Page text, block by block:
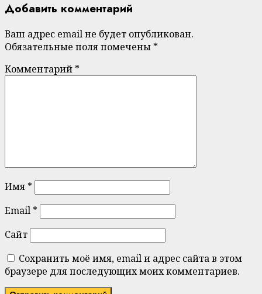
Добавить комментарий
Ваш адрес email не будет опубликован.
Обязательные поля помечены *
Комментарий *
Имя *
Email *
Сайт
Сохранить моё имя, email и адрес сайта в этом
браузере для последующих моих комментариев.